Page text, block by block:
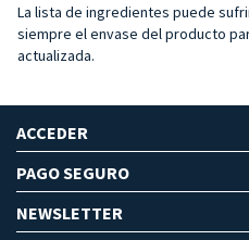
La lista de ingredientes puede
siempre el envase del producto
actualizada.
ACCEDER
PAGO SEGURO
NEWSLETTER